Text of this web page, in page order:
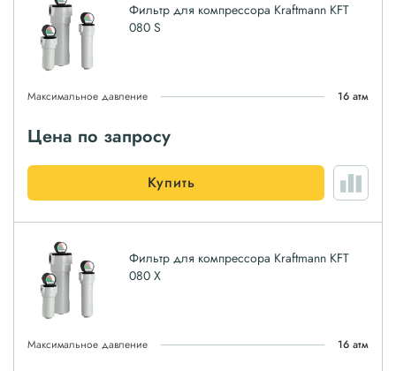
Фильтр для компрессора Kraftmann KFT
080 S
Максимальное давление 16 атм
Цена по запросу
Купить
Фильтр для компрессора Kraftmann KFT
080 X
Максимальное давление 16 атм